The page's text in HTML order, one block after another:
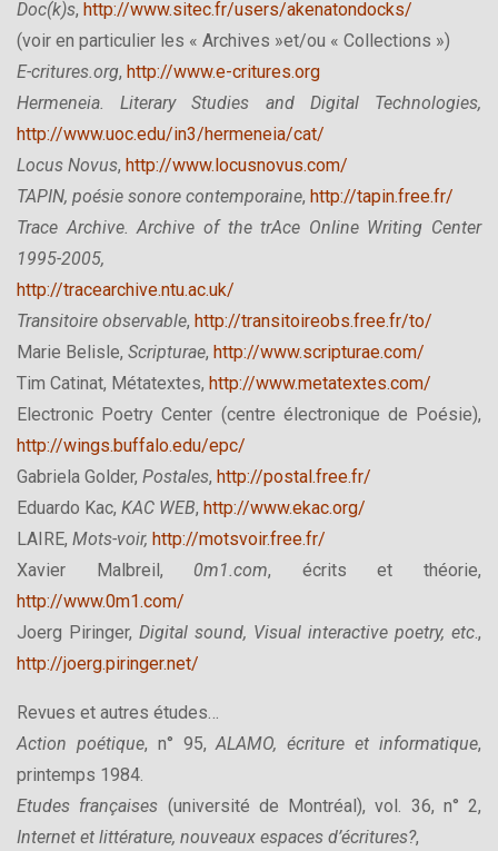
Doc(k)s, http://www.sitec.fr/users/akenatondocks/
(voir en particulier les « Archives »et/ou « Collections »)
E-critures.org, http://www.e-critures.org
Hermeneia. Literary Studies and Digital Technologies,
http://www.uoc.edu/in3/hermeneia/cat/
Locus Novus, http://www.locusnovus.com/
TAPIN, poésie sonore contemporaine, http://tapin.free.fr/
Trace Archive. Archive of the trAce Online Writing Center
1995-2005,
http://tracearchive.ntu.ac.uk/
Transitoire observable, http://transitoireobs.free.fr/to/
Marie Belisle, Scripturae, http://www.scripturae.com/
Tim Catinat, Métatextes, http://www.metatextes.com/
Electronic Poetry Center (centre électronique de Poésie),
http://wings.buffalo.edu/epc/
Gabriela Golder, Postales, http://postal.free.fr/
Eduardo Kac, KAC WEB, http://www.ekac.org/
LAIRE, Mots-voir, http://motsvoir.free.fr/
Xavier Malbreil, 0m1.com, écrits et théorie,
http://www.0m1.com/
Joerg Piringer, Digital sound, Visual interactive poetry, etc.,
http://joerg.piringer.net/
Revues et autres études…
Action poétique, n° 95,ALAMO, écriture et informatique,
printemps 1984.
Etudes françaises (université de Montréal), vol. 36, n° 2,
Internet et littérature, nouveaux espaces d’écritures?,